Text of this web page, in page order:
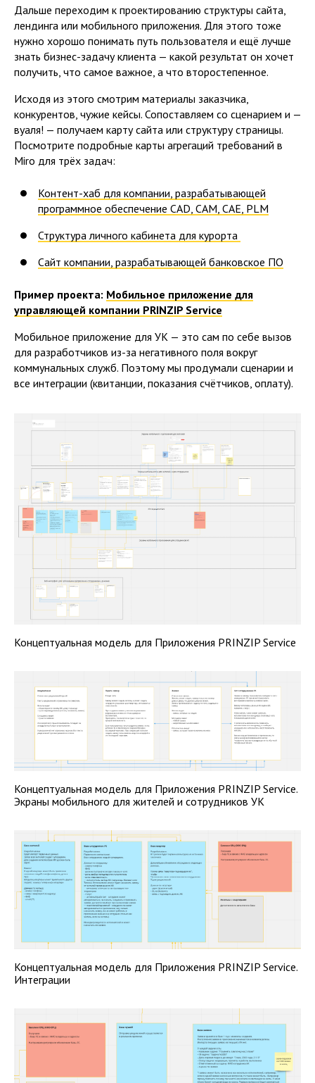
Дальше переходим к проектированию структуры сайта,
лендинга или мобильного приложения. Для этого тоже
нужно хорошо понимать путь пользователя и ещё лучше
знать бизнес-задачу клиента — какой результат он хочет
получить, что самое важное, а что второстепенное.
Исходя из этого смотрим материалы заказчика,
конкурентов, чужие кейсы. Сопоставляем со сценарием и —
вуаля! — получаем карту сайта или структуру страницы.
Посмотрите подробные карты агрегаций требований в
Miro для трёх задач:
Контент-хаб для компании, разрабатывающей
программное обеспечение CAD, CAM, CAE, PLM
Структура личного кабинета для курорта
Сайт компании, разрабатывающей банковское ПО
Пример проекта: Мобильное приложение для
управляющей компании PRINZIP Service
Мобильное приложение для УК — это сам по себе вызов
для разработчиков из-за негативного поля вокруг
коммунальных служб. Поэтому мы продумали сценарии и
все интеграции (квитанции, показания счётчиков, оплату).
Концептуальная модель для Приложения PRINZIP Service
Концептуальная модель для Приложения PRINZIP Service.
Экраны мобильного для жителей и сотрудников УК
Концептуальная модель для Приложения PRINZIP Service.
Интеграции